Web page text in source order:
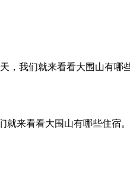
，我们就来看看大围山有哪
来看看大围山有哪些住宿。